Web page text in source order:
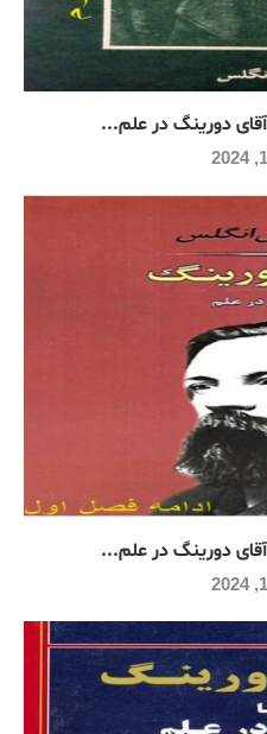
دورینگ در علم...
دورینگ در علم...